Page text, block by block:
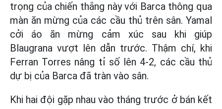
trọng của chiến thắng này với Barca thông qua
màn ăn mừng của các cầu thủ trên sân. Yamal
cởi áo ăn mừng cảm xúc sau khi giúp
Blaugrana vượt lên dẫn trước. Thậm chí, khi
Ferran Torres nâng tỉ số lên 4-2, các cầu thủ
dự bị của Barca đã tràn vào sân.
Khi hai đội gặp nhau vào tháng trước ở bán kết